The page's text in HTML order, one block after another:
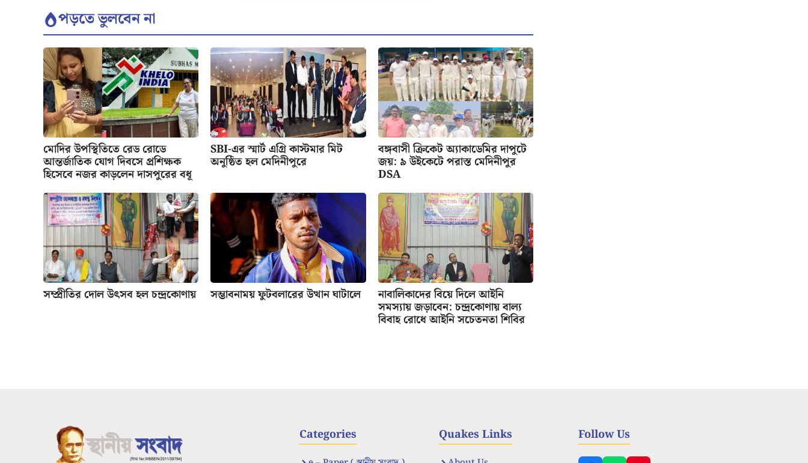
পড়তে ভুলবেন না
মোদির উপস্থিতিতে রেড রোডে
আন্তর্জাতিক যোগ দিবসে প্রশিক্ষক
হিসেবে নজর কাড়লেন দাসপুরের বধূ
SBI-এর স্মার্ট এগ্রি কাস্টমার মিট
অনুষ্ঠিত হল মেদিনীপুরে
বঙ্গবাসী ক্রিকেট অ্যাকাডেমির দাপুটে
জয়: ৯ উইকেটে পরাস্ত মেদিনীপুর
DSA
সম্প্রীতির দোল উৎসব হল চন্দ্রকোণায় সম্ভাবনাময় ফুটবলারের উত্থান ঘাটালে নাবালিকাদের বিয়ে দিলে আইনি
সমস্যায় জড়াবেন: চন্দ্রকোণায় বাল্য
বিবাহ রোধে আইনি সচেতনতা শিবির
Categories Quakes Links Follow Us